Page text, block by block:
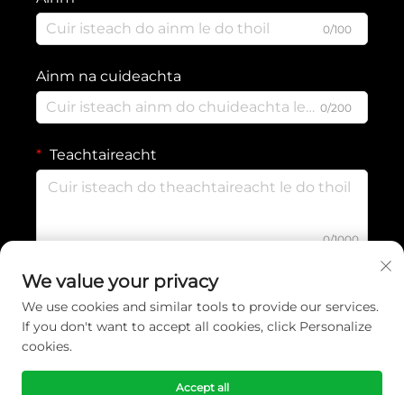
0/100
Ainm na cuideachta
0/200
Teachtaireacht
0/1000
SEOL
Cóipcheart © 2026 Yiwu Wennuan Clothing Co., Ltd. Ltd. Gach ceart
agus gach údarás sásta. -Beartas Príobháideachta
We value your privacy
We use cookies and similar tools to provide our services.
If you don't want to accept all cookies, click Personalize
cookies.
Accept all